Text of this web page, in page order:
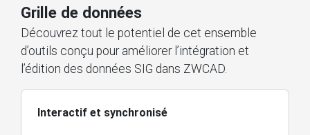
Grille de données
Découvrez tout le potentiel de cet ensemble
d’outils conçu pour améliorer l’intégration et
l’édition des données SIG dans ZWCAD.
Interactif et synchronisé